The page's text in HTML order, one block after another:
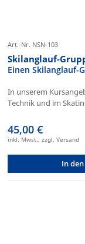
Art.-Nr. NSN-103
Skilanglauf-
Einen Skilanglauf-
In unserem
Technik und im
45,00 €
inkl. Mwst., zzgl. Versand
In